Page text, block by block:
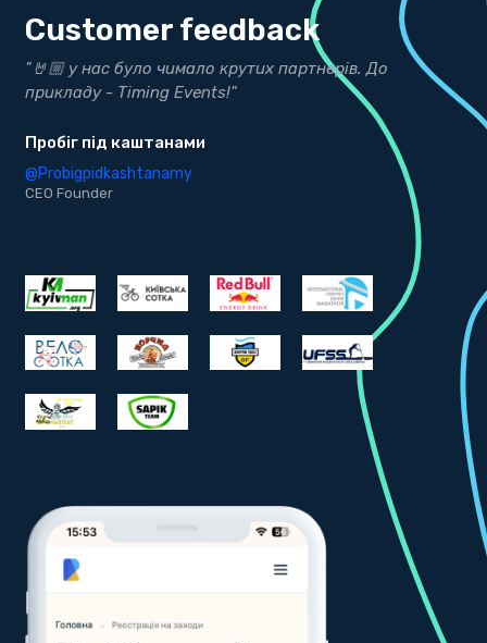
Customer feedback
"Дякуємо нашим друзям з Timing Events за точні
результати"
bekind.ua
@bekind.ua
CEO Founder